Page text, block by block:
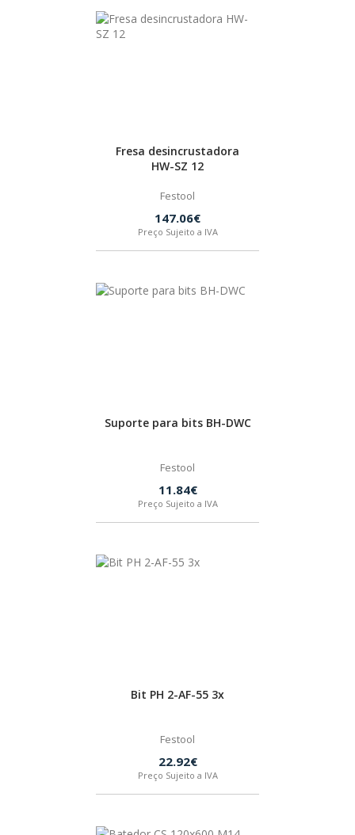
Fresa desincrustadora
HW-SZ 12
Festool
147.06€
Preço Sujeito a IVA
Suporte para bits BH-DWC
Festool
11.84€
Preço Sujeito a IVA
Bit PH 2-AF-55 3x
Festool
22.92€
Preço Sujeito a IVA